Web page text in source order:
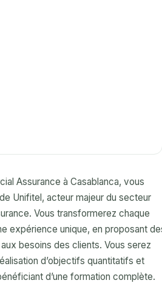
Assurance à Casablanca, vous
Unifitel, acteur majeur du secteur
Vous transformerez chaque
expérience unique, en proposant
besoins des clients. Vous serez
d’objectifs quantitatifs et
d’une formation complète.